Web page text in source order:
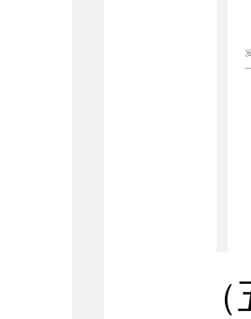
（